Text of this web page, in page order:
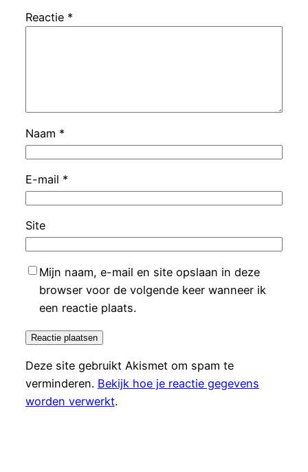
Reactie *
Naam *
E-mail *
Site
Mijn naam, e-mail en site opslaan in deze
browser voor de volgende keer wanneer ik
een reactie plaats.
Deze site gebruikt Akismet om spam te
verminderen. Bekijk hoe je reactie gegevens
worden verwerkt.